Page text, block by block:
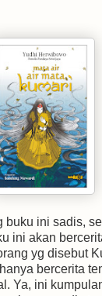
buku ini sadis,
ini akan
yg disebut
bercerita
Ya, ini